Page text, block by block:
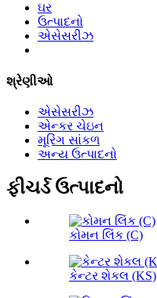
ઘર
ઉત્પાદનો
એસેસરીઝ
શ્રેણીઓ
એસેસરીઝ
એન્કર ચેઇન
મૂરિંગ સાંકળ
અન્ય ઉત્પાદનો
ફીચર્ડ ઉત્પાદનો
કોમન લિંક (C)
કેન્ટર શેકલ (KS)